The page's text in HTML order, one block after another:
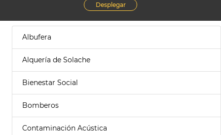
Desplegar
Albufera
Alquería de Solache
Bienestar Social
Bomberos
Contaminación Acústica